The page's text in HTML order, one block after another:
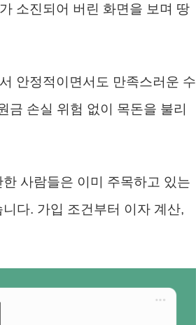
소진되어 버린 화면을 보며 땅
안정적이면서도 만족스러운 수
금 손실 위험 없이 목돈을 불리
사람들은 이미 주목하고 있는
다. 가입 조건부터 이자 계산,